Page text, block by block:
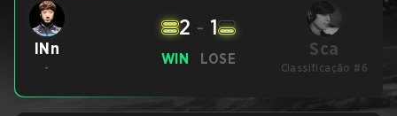
INn
-
WIN
2 - 1
LOSE Sca
Classificação #6